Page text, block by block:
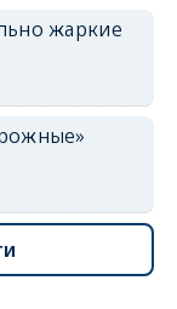
жаркие